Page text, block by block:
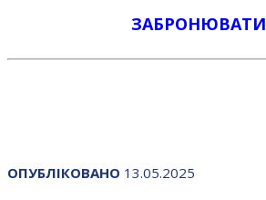
ЗАБРОНЮВАТИ
ОПУБЛІКОВАНО 13.05.2025